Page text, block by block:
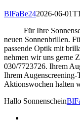
BlFaBe242026-06-
Für Ihre
neuen Sonnenbrillen.
passende Optik mit
nehmen wir uns gerne
030/7723726. Ihrem
Ihrem Augenscreening-
Aktionswochen halten
Hallo Sonnenschein